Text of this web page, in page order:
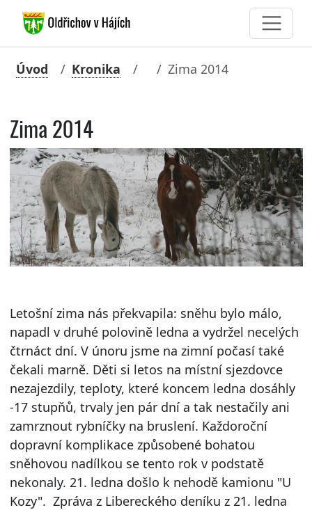
Úvod Kronika Zima 2014
Zima 2014
Letošní zima nás překvapila: sněhu bylo málo,
napadl v druhé polovině ledna a vydržel necelých
čtrnáct dní. V únoru jsme na zimní počasí také
čekali marně. Děti si letos na místní sjezdovce
nezajezdily, teploty, které koncem ledna dosáhly
-17 stupňů, trvaly jen pár dní a tak nestačily ani
zamrznout rybníčky na bruslení. Každoroční
dopravní komplikace způsobené bohatou
sněhovou nadílkou se tento rok v podstatě
nekonaly. 21. ledna došlo k nehodě kamionu "U
Kozy". Zpráva z Libereckého deníku z 21. ledna